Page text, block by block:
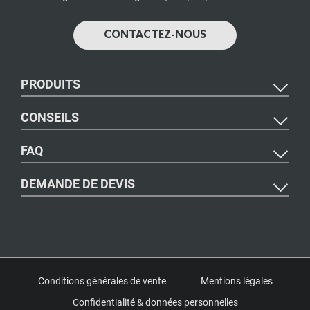
Toute la sélection
CONTACTEZ-NOUS
PRODUITS
CONSEILS
FAQ
DEMANDE DE DEVIS
Conditions générales de vente
Mentions légales
Confidentialité & données personnelles